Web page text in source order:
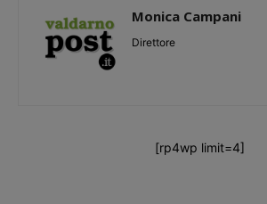
Monica Campani
Direttore
[rp4wp limit=4]